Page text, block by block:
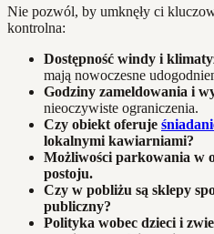
Nie pozwól, by umknęły ci
kontrolna:
Dostępność windy i
mają nowoczesne
Godziny zameldowania i
nieoczywiste ograniczenia.
Czy obiekt oferuje
lokalnymi kawiarniami?
Możliwości parkowania w
postoju.
Czy w pobliżu są sklepy
publiczny?
Polityka wobec dzieci i